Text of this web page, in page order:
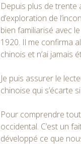
Depuis plus de trente
d’exploration de
bien familiarisé avec
1920. Il me confirma
chinois et n’ai jamais
Je puis assurer le
chinoise qui s’écarte
Pour comprendre
occidental. C’est un
développé ce que